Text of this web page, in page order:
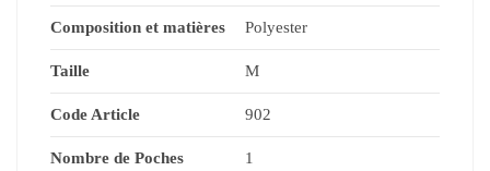
Composition et matières Polyester
Taille M
Code Article 902
Nombre de Poches 1